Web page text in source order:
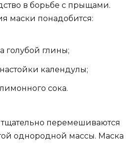
в борьбе с прыщами.
маски понадобится:
голубой глины;
календулы;
сока.
перемешиваются
однородной массы. Маска